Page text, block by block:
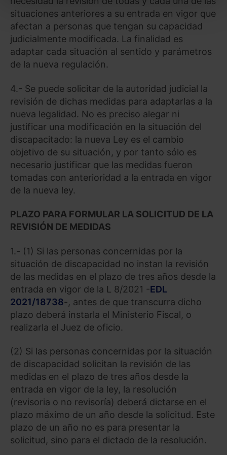
todas las cookies excepto aquellas imprescindibles.
También puedesconfigurarlas cookies y
seleccionar solo aquellas que quieras permitir en tu
navegador. Si no seleccionas ninguna utilizaremos
las que sean indispensables para la navegación.
situaciones anteriores a su entrada en vigor que
afectan a personas que tengan su capacidad
judicialmente modificada. La finalidad es
adaptar cada situación al sentido y parámetros
de la nueva regulación.
4.- Se puede solicitar de la autoridad judicial la
revisión de dichas medidas para adaptarlas a la
nueva legalidad. No es preciso alegar ni
justificar una modificación en la situación del
discapacitado: la nueva Ley es el cambio
objetivo de su situación, y por tanto sólo es
necesario justificar que las medidas fueron
tomadas con anterioridad a la entrada en vigor
de la nueva ley.
PLAZO PARA FORMULAR LA SOLICITUD DE LA
REVISIÓN DE MEDIDAS
1.- (1) Si las personas concernidas por la
situación de discapacidad no instan la revisión
de las medidas en el plazo de tres años desde la
entrada en vigor de la L 8/2021 -EDL
2021/18738-, antes de que transcurra dicho
plazo deberá instarla el Ministerio Fiscal, o
realizarla el Juez de oficio.
(2) Si las personas concernidas por la situación
de discapacidad solicitan la revisión de las
medidas en el plazo de tres años desde la
entrada en vigor de la ley, la resolución
(revisoria o no revisoría) deberá dictarse en el
plazo máximo de un año desde la solicitud. Este
plazo de un año no es para presentar la
solicitud, sino para el dictado de la resolución.